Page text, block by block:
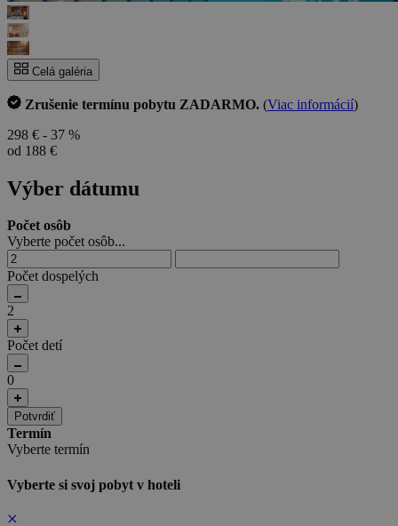
Celá galéria
Zrušenie termínu pobytu ZADARMO. (Viac informácií)
298 € - 37 %
od 188 €
Výber dátumu
Počet osôb
Vyberte počet osôb...
Počet dospelých
2
Počet detí
0
Potvrdiť
Termín
Vyberte termín
Vyberte si svoj pobyt v hoteli